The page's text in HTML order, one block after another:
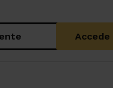
Accede